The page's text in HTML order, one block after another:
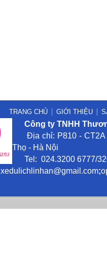
TRANG CHỦ GIỚI THIỆU
Công ty TNHH
Địa chỉ: P810 - CT2A
Thọ - Hà Nội
Tel: 024.3200 6777/
xedulichlinhan@gmail .com;